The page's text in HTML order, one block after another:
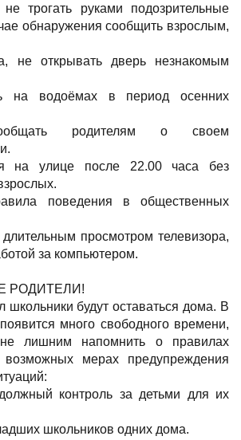
трогать руками подозрительные
обнаружения сообщить взрослым,
не открывать дверь незнакомым
на водоёмах в период осенних
родителям о своем
на улице после 22.00 часа без
поведения в общественных
длительным просмотром телевизора,
за компьютером.
РОДИТЕЛИ!
школьники будут оставаться дома. В
много свободного времени,
лишним напомнить о правилах
возможных мерах предупреждения
контроль за детьми для их
школьников одних дома.